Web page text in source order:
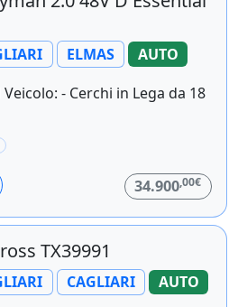
ELMAS
AUTO
- Cerchi in Lega da 18
34.900,00€
TX39991
CAGLIARI
AUTO